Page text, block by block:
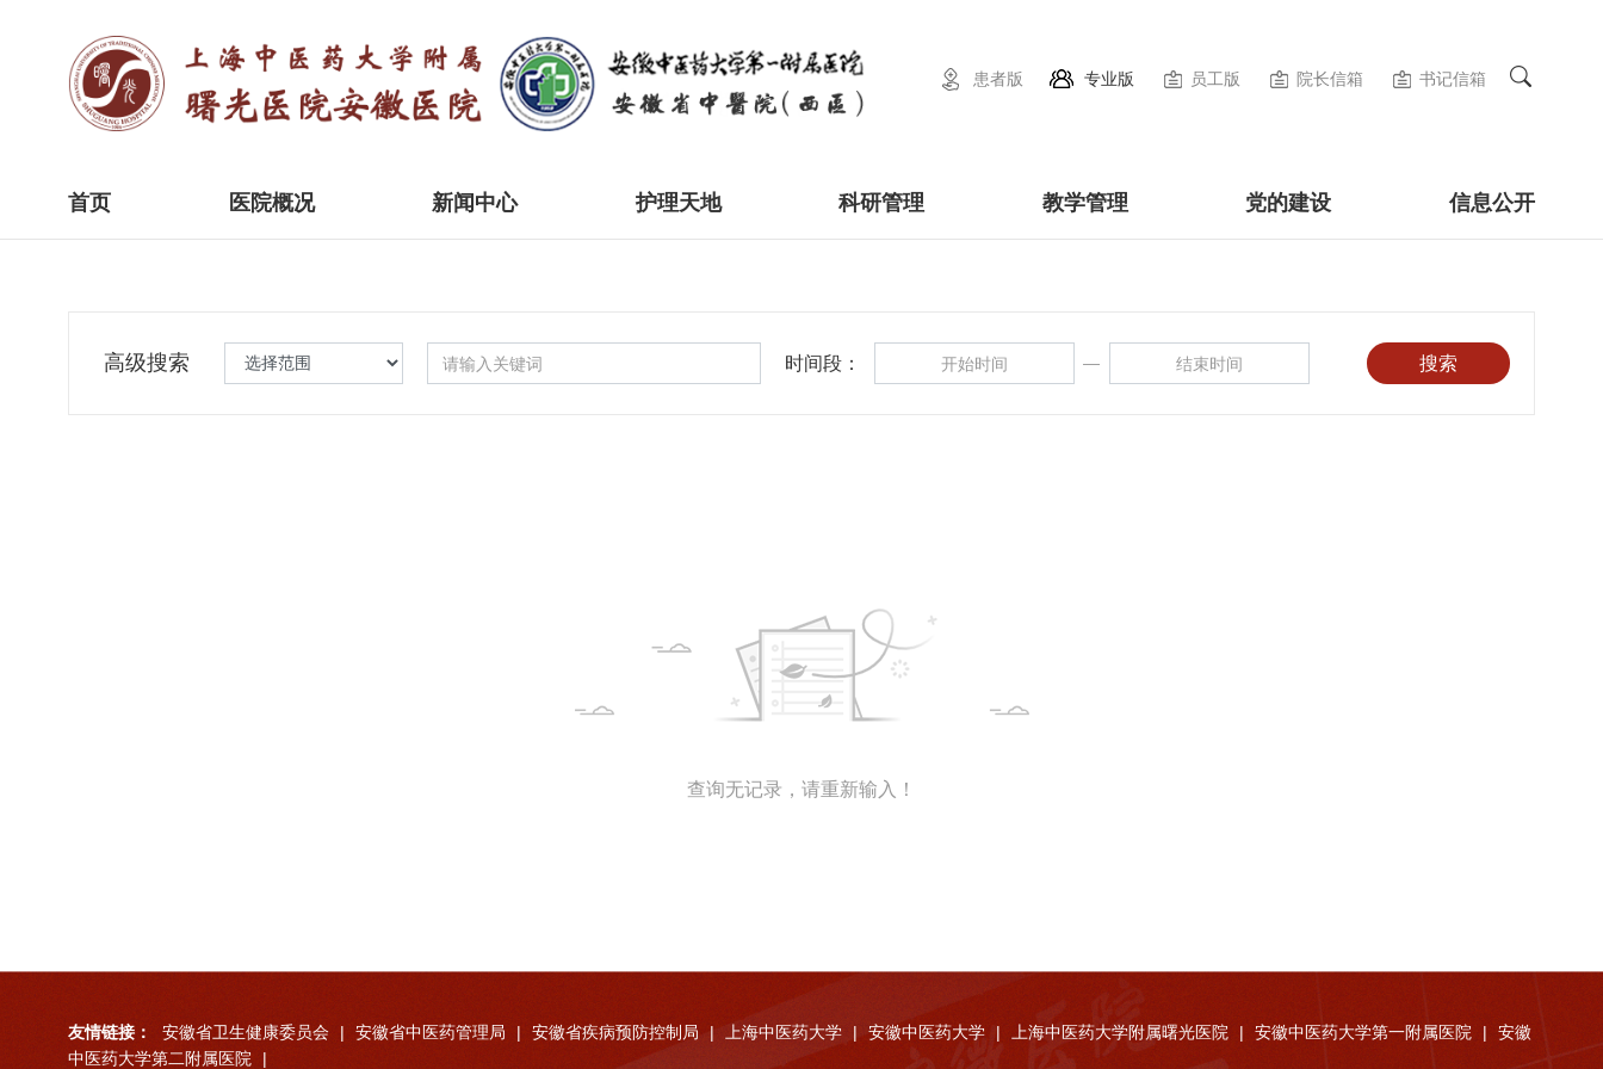
患者版 专业版 员工版 院长信箱 书记信箱
首页 医院概况 新闻中心 护理天地 科研管理 教学管理 党的建设 信息公开
高级搜索 时间段： — 搜索
查询无记录，请重新输入！
友情链接： 安徽省卫生健康委员会 | 安徽省中医药管理局 | 安徽省疾病预防控制局 | 上海中医药大学 | 安徽中医药大学 | 上海中医药大学附属曙光医院 | 安徽中医药大学第一附属医院 |
安徽
中医药大学第二附属医院
|